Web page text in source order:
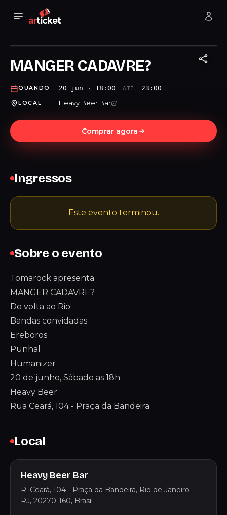
MANGER CADAVRE?
QUANDO 20 jun · 18:00 ATÉ 23:00
LOCAL Heavy Beer Bar
Comprar agora
Sobre o evento
Tomarock apresenta
MANGER CADAVRE?
De volta ao Rio
Bandas convidadas
Ereboros
Punhal
Humanizer
20 de junho, Sábado as 18h
Heavy Beer
Rua Ceará, 104 - Praça da Bandeira
Local
Heavy Beer Bar
R. Ceará, 104 - Praça da Bandeira, Rio de Janeiro -
RJ, 20270-160, Brasil
Ingressos
Este evento terminou.